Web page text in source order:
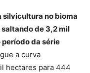
silvicultura no bioma
saltando de 3,2 mil
da série
a curva
hectares para 444